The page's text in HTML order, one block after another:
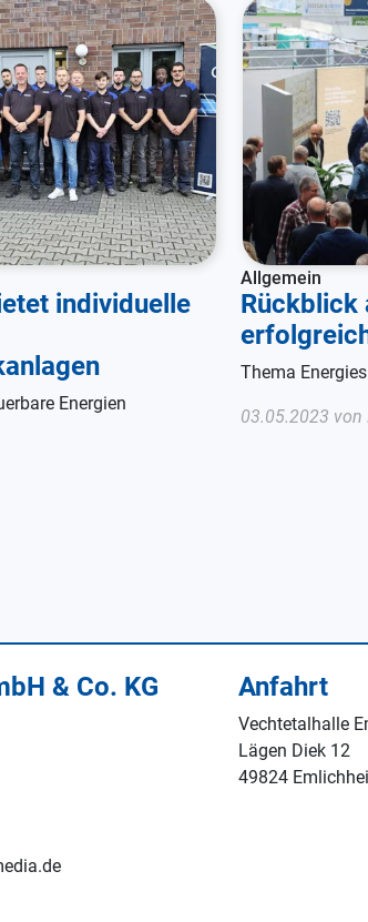
individuelle
Energien
Allgemein
Rückblick
Thema
03.05.2023 von
& Co. KG Anfahrt
Vechtetalhalle
Lägen Diek 12
49824